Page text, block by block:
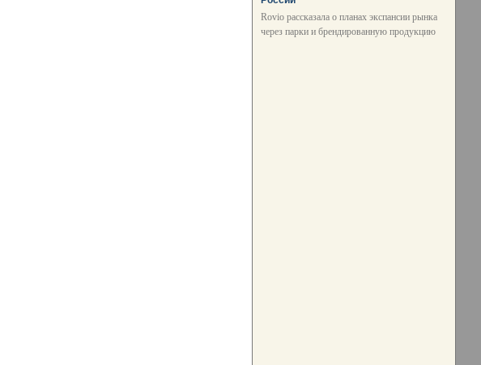
Rovio рассказала о планах экспансии рынка
через парки и брендированную продукцию